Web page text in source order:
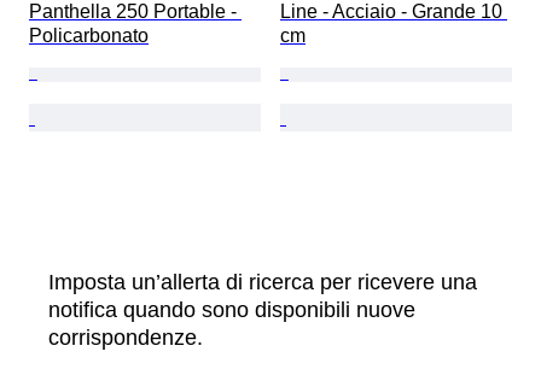
Panthella 250 Portable -
Policarbonato
Line - Acciaio - Grande 10
cm
Imposta un’allerta di ricerca per ricevere una
notifica quando sono disponibili nuove
corrispondenze.